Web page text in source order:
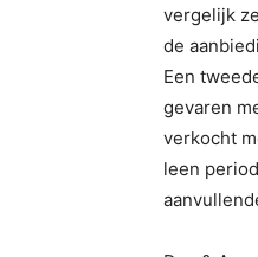
vergelijk
de
Een
gevaren
verkocht
leen